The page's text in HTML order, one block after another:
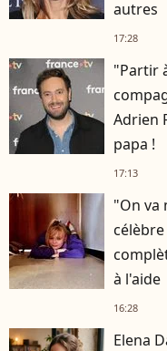
autres
17:28
"Partir
Adrien
papa !
17:13
"On va
à l'aide
16:28
Elena